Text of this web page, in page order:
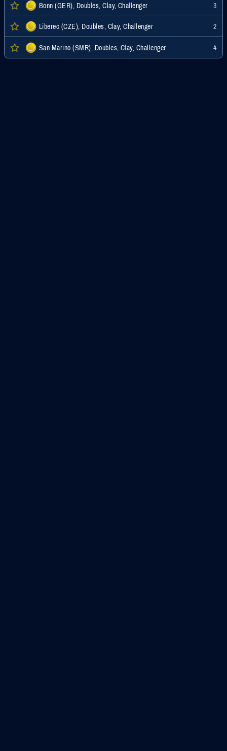
Bonn (GER), Doubles, Clay, Challenger 3
Liberec (CZE), Doubles, Clay, Challenger 2
San Marino (SMR), Doubles, Clay, Challenger 4